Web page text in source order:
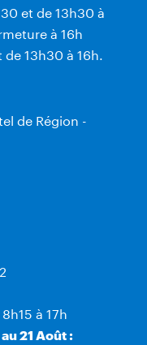
et de 13h30 à
à 16h
13h30 à 16h.
de Région -
à 17h
21 Août :